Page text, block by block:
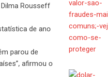
Rousseff
de ano
parou de
afirmou o